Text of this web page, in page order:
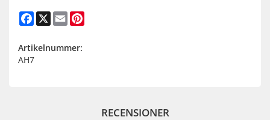
Facebook
X Email
Artikelnummer:
AH7
RECENSIONER